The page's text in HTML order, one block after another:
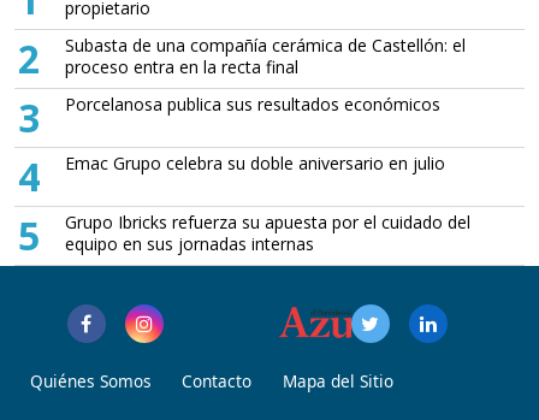
propietario
2
Subasta de una compañía cerámica de Castellón: el
proceso entra en la recta final
3 Porcelanosa publica sus resultados económicos
4 Emac Grupo celebra su doble aniversario en julio
5
Grupo Ibricks refuerza su apuesta por el cuidado del
equipo en sus jornadas internas
Quiénes Somos Contacto Mapa del Sitio